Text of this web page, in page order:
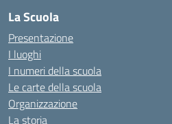
La Scuola
Presentazione
I luoghi
I numeri della scuola
Le carte della scuola
Organizzazione
La storia